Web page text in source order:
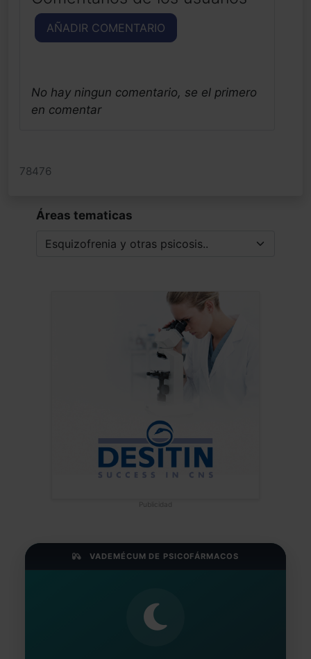
AÑADIR COMENTARIO
No hay ningun comentario, se el primero
en comentar
78476
Áreas tematicas
Publicidad
VADEMÉCUM DE PSICOFÁRMACOS